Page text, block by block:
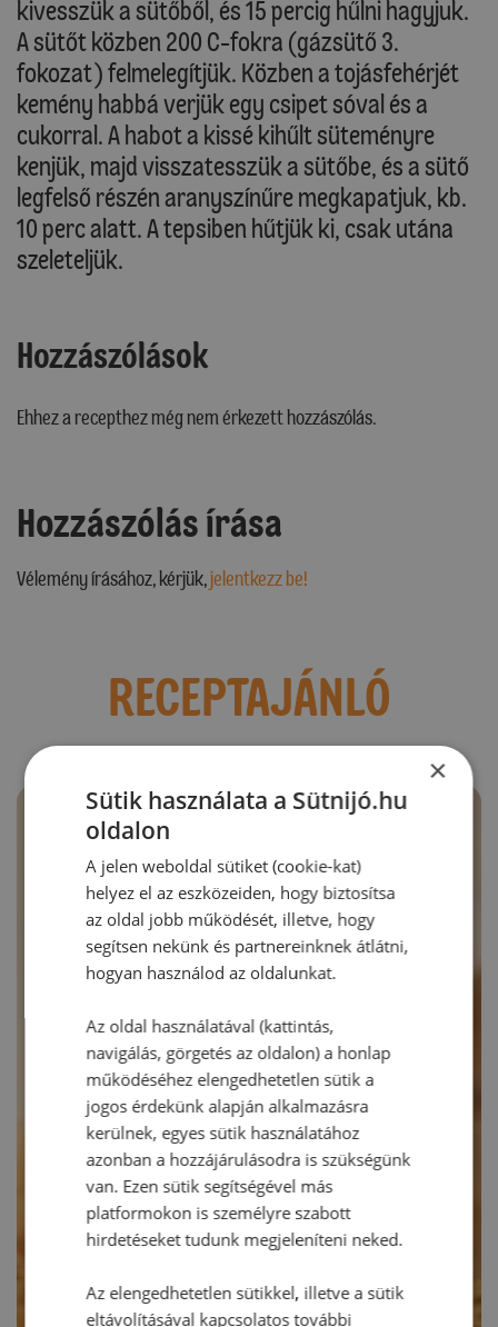
kivesszük a sütőből, és 15 percig hűlni hagyjuk.
A sütőt közben 200 C-fokra (gázsütő 3.
fokozat) felmelegítjük. Közben a tojásfehérjét
kemény habbá verjük egy csipet sóval és a
cukorral. A habot a kissé kihűlt süteményre
kenjük, majd visszatesszük a sütőbe, és a sütő
legfelső részén aranyszínűre megkapatjuk, kb.
10 perc alatt. A tepsiben hűtjük ki, csak utána
szeleteljük.
Hozzászólások
Ehhez a recepthez még nem érkezett hozzászólás.
Hozzászólás írása
Vélemény írásához, kérjük,jelentkezz be!
RECEPTAJÁNLÓ
×
Sütik használata a Sütnijó.hu
oldalon
A jelen weboldal sütiket (cookie-kat)
helyez el az eszközeiden, hogy biztosítsa
az oldal jobb működését, illetve, hogy
segítsen nekünk és partnereinknek átlátni,
hogyan használod az oldalunkat.
Az oldal használatával (kattintás,
navigálás, görgetés az oldalon) a honlap
működéséhez elengedhetetlen sütik a
jogos érdekünk alapján alkalmazásra
kerülnek, egyes sütik használatához
azonban a hozzájárulásodra is szükségünk
van. Ezen sütik segítségével más
platformokon is személyre szabott
hirdetéseket tudunk megjeleníteni neked.
Az elengedhetetlen sütikkel, illetve a sütik
eltávolításával kapcsolatos további